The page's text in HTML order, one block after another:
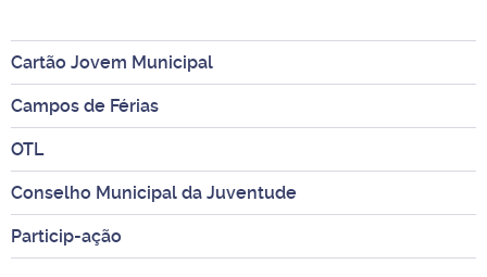
Cartão Jovem Municipal
Campos de Férias
OTL
Conselho Municipal da Juventude
Particip-ação